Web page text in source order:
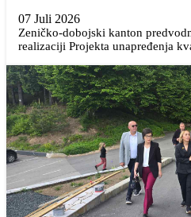
07 Juli 2026
Zeničko-dobojski kanton
realizaciji Projekta unapređenja